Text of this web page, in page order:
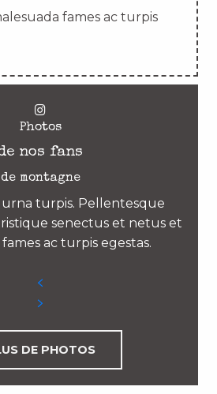
fames ac turpis
Photos
nos fans
de montagne
turpis. Pellentesque
senectus et netus et
ac turpis egestas.
DE PHOTOS